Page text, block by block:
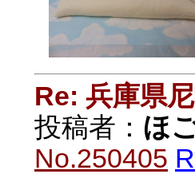
Re: 兵庫県
投稿者： ほ
No.250405